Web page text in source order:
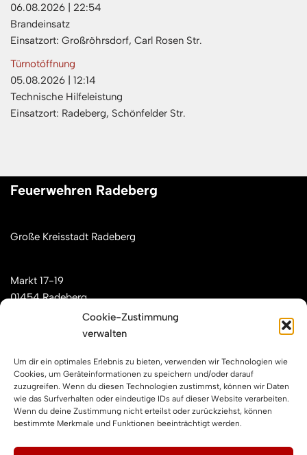
Cookie-Zustimmung
verwalten
Um dir ein optimales Erlebnis zu bieten, verwenden wir Technologien wie
Cookies, um Geräteinformationen zu speichern und/oder darauf
zuzugreifen. Wenn du diesen Technologien zustimmst, können wir Daten
wie das Surfverhalten oder eindeutige IDs auf dieser Website verarbeiten.
Wenn du deine Zustimmung nicht erteilst oder zurückziehst, können
bestimmte Merkmale und Funktionen beeinträchtigt werden.
06.08.2026
22:54
Brandeinsatz
Einsatzort: Großröhrsdorf, Carl Rosen Str.
Türnotöffnung
05.08.2026
12:14
Technische Hilfeleistung
Einsatzort: Radeberg, Schönfelder Str.
Feuerwehren Radeberg
Große Kreisstadt Radeberg
Markt 17-19
01454 Radeberg
Mail: kontakt[at]feuerwehren-radeberg.de
Feuerwehren Radeberg im Internet
Facebook Instagram YouTube